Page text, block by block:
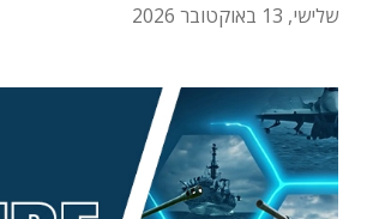
שלישי, 13 באוקטובר 2026